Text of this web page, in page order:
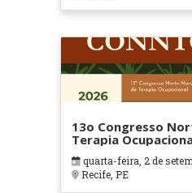
13o Congresso
Terapia
2026
quarta-feira, 2 de
Recife, PE